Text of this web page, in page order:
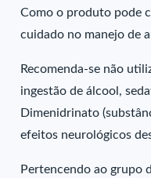
Como o produto pode
cuidado no manejo de
Recomenda-se não
ingestão de álcool,
Dimenidrinato
efeitos neurológicos
Pertencendo ao grupo